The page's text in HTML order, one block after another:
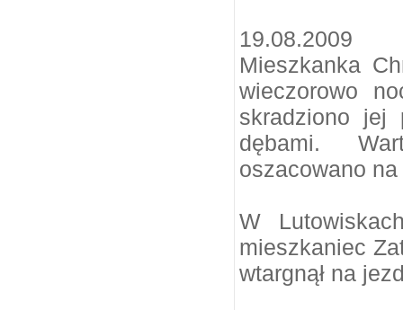
19.08.2009
Mieszkanka
wieczorowo
skradziono jej
dębami.
oszacowano na
W
mieszkaniec
wtargnął na